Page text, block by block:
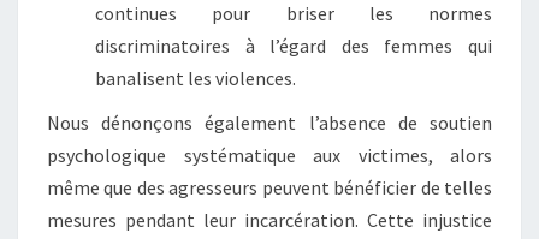
continues pour briser les normes
discriminatoires à l’égard des femmes qui
banalisent les violences.
Nous dénonçons également l’absence de soutien
psychologique systématique aux victimes, alors
même que des agresseurs peuvent bénéficier de telles
mesures pendant leur incarcération. Cette injustice